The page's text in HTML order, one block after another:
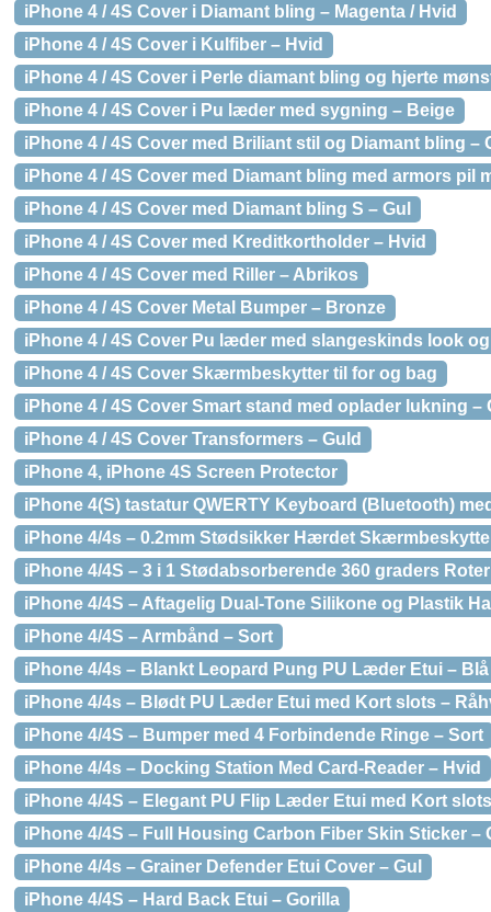
iPhone 4 / 4S Cover i Diamant bling – Magenta / Hvid
iPhone 4 / 4S Cover i Kulfiber – Hvid
iPhone 4 / 4S Cover i Perle diamant bling og hjerte
iPhone 4 / 4S Cover i Pu læder med sygning – Beige
iPhone 4 / 4S Cover med Briliant stil og Diamant bling –
iPhone 4 / 4S Cover med Diamant bling med armors pil
iPhone 4 / 4S Cover med Diamant bling S – Gul
iPhone 4 / 4S Cover med Kreditkortholder – Hvid
iPhone 4 / 4S Cover med Riller – Abrikos
iPhone 4 / 4S Cover Metal Bumper – Bronze
iPhone 4 / 4S Cover Pu læder med slangeskinds look
iPhone 4 / 4S Cover Skærmbeskytter til for og bag
iPhone 4 / 4S Cover Smart stand med oplader lukning –
iPhone 4 / 4S Cover Transformers – Guld
iPhone 4, iPhone 4S Screen Protector
iPhone 4(S) tastatur QWERTY Keyboard (Bluetooth)
iPhone 4/4s – 0.2mm Stødsikker Hærdet
iPhone 4/4S – 3 i 1 Stødabsorberende 360 graders
iPhone 4/4S – Aftagelig Dual-Tone Silikone og Plastik
iPhone 4/4S – Armbånd – Sort
iPhone 4/4s – Blankt Leopard Pung PU Læder Etui – Blå
iPhone 4/4s – Blødt PU Læder Etui med Kort slots –
iPhone 4/4S – Bumper med 4 Forbindende Ringe – Sort
iPhone 4/4s – Docking Station Med Card-Reader – Hvid
iPhone 4/4S – Elegant PU Flip Læder Etui med Kort
iPhone 4/4S – Full Housing Carbon Fiber Skin Sticker –
iPhone 4/4s – Grainer Defender Etui Cover – Gul
iPhone 4/4S – Hard Back Etui – Gorilla